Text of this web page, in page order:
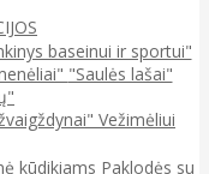
baseinui ir sportui"
"Saulės lašai"
Vežimėliui
kūdikiams Paklodės su